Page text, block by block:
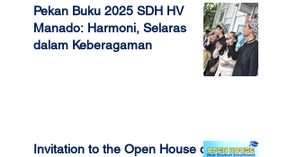
Pekan Buku 2025 SDH HV
Manado: Harmoni, Selaras
dalam Keberagaman
Invitation to the Open House of